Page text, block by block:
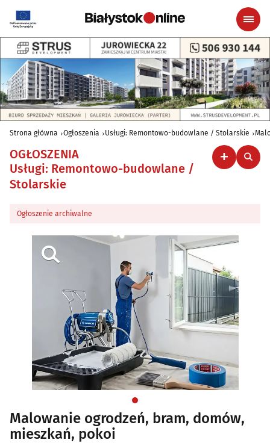
Strona główna Ogłoszenia Usługi: Remontowo-budowlane / Stolarskie
OGŁOSZENIA
Usługi: Remontowo-budowlane /
Stolarskie
Ogłoszenie archiwalne
Malowanie ogrodzeń, bram, domów,
mieszkań, pokoi